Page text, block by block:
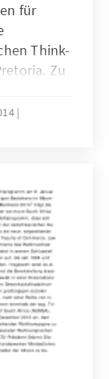
für
Think-
Zu
for
die